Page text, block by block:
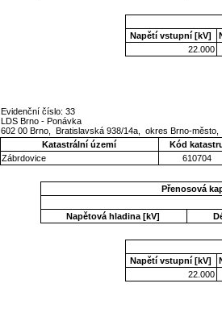
Napětí vstupní [kV]
22.000
Evidenční číslo: 33
LDS Brno - Ponávka
602 00 Brno, Bratislavská 938/14a, okres Brno-
Katastrální území
Kód
Zábrdovice
610704
Přenosová
Napětová hladina [kV]
Napětí vstupní [kV]
22.000